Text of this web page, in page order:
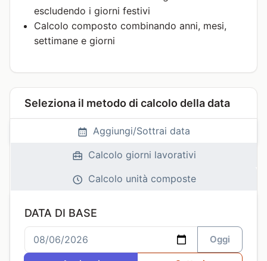
escludendo i giorni festivi
Calcolo composto combinando anni, mesi,
settimane e giorni
Seleziona il metodo di calcolo della data
Aggiungi/Sottrai data
Calcolo giorni lavorativi
Calcolo unità composte
DATA DI BASE
Oggi